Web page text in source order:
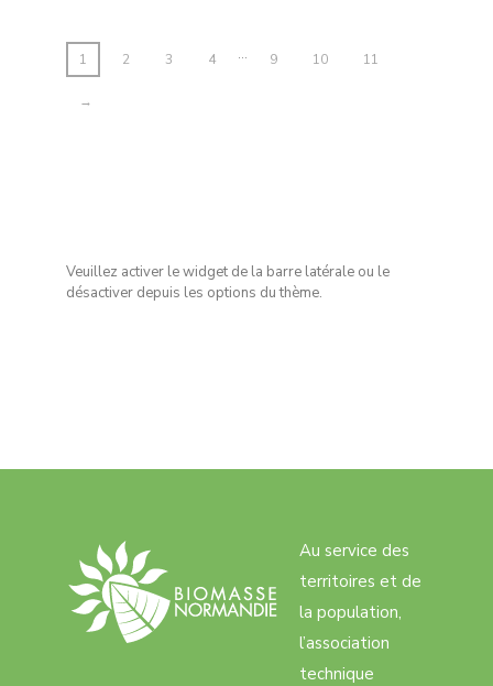
1 2 3 4 … 9 10 11
→
Veuillez activer le widget de la barre latérale ou le
désactiver depuis les options du thème.
Au service des
territoires et de
la population,
l’association
technique